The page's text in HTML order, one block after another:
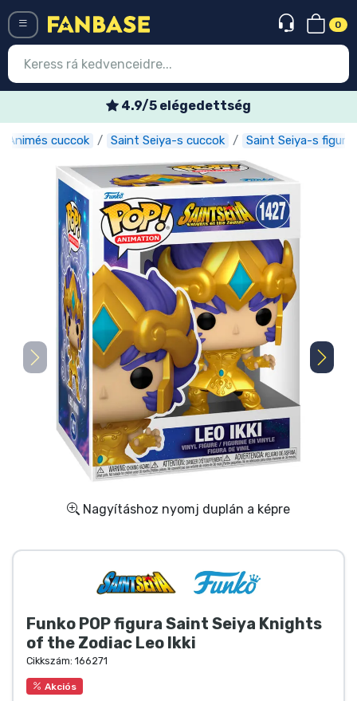
0
Animés cuccok Saint Seiya-s cuccok Saint Seiya-s figurák
Nagyításhoz nyomj duplán a képre
Funko POP figura Saint Seiya Knights
of the Zodiac Leo Ikki
Cikkszám: 166271
Akciós
Belépés Regisztráció
Legújabb cuccok
Akciós ajánlatok
Express szállítás
Előrendelhető cuccok
Outlet cuccok
Ajándékkártya
Szállítás és fizetés
Sorozatos cuccok
Animés cuccok
Gamer cuccok
Sportos cuccok